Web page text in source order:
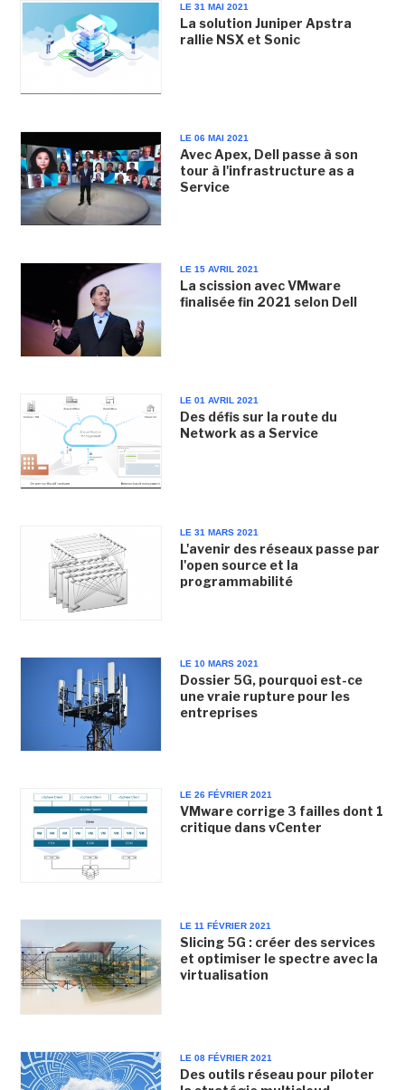
LE 31 MAI 2021
La solution Juniper Apstra
rallie NSX et Sonic
LE 06 MAI 2021
Avec Apex, Dell passe à son
tour à l'infrastructure as a
Service
LE 15 AVRIL 2021
La scission avec VMware
finalisée fin 2021 selon Dell
LE 01 AVRIL 2021
Des défis sur la route du
Network as a Service
LE 31 MARS 2021
L'avenir des réseaux passe par
l'open source et la
programmabilité
LE 10 MARS 2021
Dossier 5G, pourquoi est-ce
une vraie rupture pour les
entreprises
LE 26 FÉVRIER 2021
VMware corrige 3 failles dont 1
critique dans vCenter
LE 11 FÉVRIER 2021
Slicing 5G : créer des services
et optimiser le spectre avec la
virtualisation
LE 08 FÉVRIER 2021
Des outils réseau pour piloter